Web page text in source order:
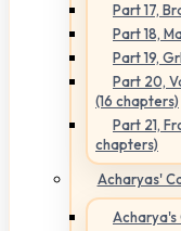
Part 17,
Part 18,
Part 19,
Part 20,
(16 chapters)
Part 21,
chapters)
Acharyas'
Acharya's